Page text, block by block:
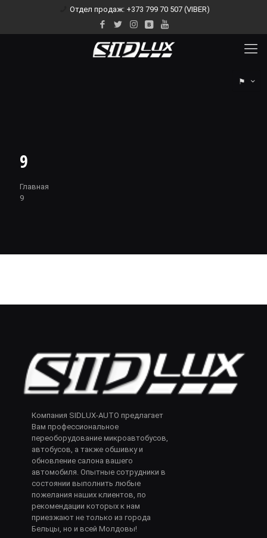
Отдел продаж: +373 799 70 507 (VIBER)
⚑
9
Главная
9
Компания SIDLUX-AUTO предлагает
Вам профессиональное
переоборудование микроавтобусов,
автобусов, а также обшивку и
обновление салона вашего
автомобиля. Опытные сотрудники в
состоянии выполнить любые
пожелания наших клиентов, по
рекомендации которых к нам
приезжают не только из города
Бельцы, но и всей Молдовы!